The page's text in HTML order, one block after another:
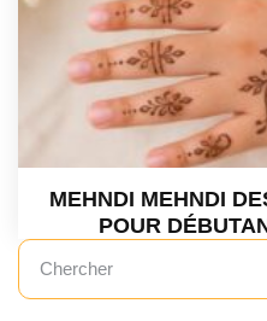
MEHNDI MEHNDI
POUR